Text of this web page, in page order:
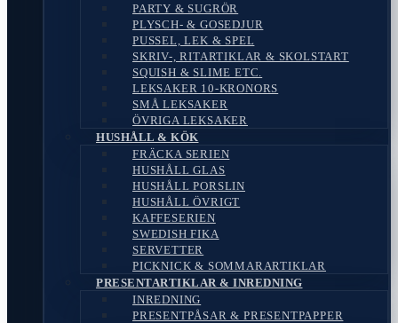
PARTY & SUGRÖR
PLYSCH- & GOSEDJUR
PUSSEL, LEK & SPEL
SKRIV-, RITARTIKLAR & SKOLSTART
SQUISH & SLIME ETC.
LEKSAKER 10-KRONORS
SMÅ LEKSAKER
ÖVRIGA LEKSAKER
HUSHÅLL & KÖK
FRÄCKA SERIEN
HUSHÅLL GLAS
HUSHÅLL PORSLIN
HUSHÅLL ÖVRIGT
KAFFESERIEN
SWEDISH FIKA
SERVETTER
PICKNICK & SOMMARARTIKLAR
PRESENTARTIKLAR & INREDNING
INREDNING
PRESENTPÅSAR & PRESENTPAPPER